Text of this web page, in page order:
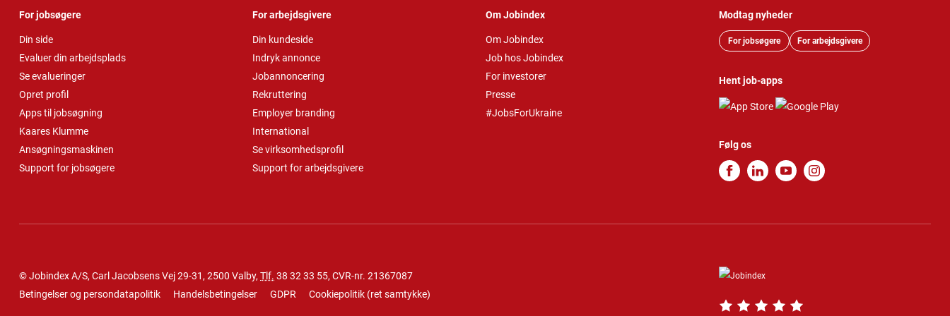
For jobsøgere
Din side
Evaluer din arbejdsplads
Se evalueringer
Opret profil
Apps til jobsøgning
Kaares Klumme
Ansøgningsmaskinen
Support for jobsøgere
For arbejdsgivere
Din kundeside
Indryk annonce
Jobannoncering
Rekruttering
Employer branding
International
Se virksomhedsprofil
Support for arbejdsgivere
Om Jobindex
Om Jobindex
Job hos Jobindex
For investorer
Presse
#JobsForUkraine
Modtag nyheder
For jobsøgere For arbejdsgivere
Hent job-apps
Følg os
© Jobindex A/S, Carl Jacobsens Vej 29-31, 2500 Valby, Tlf. 38 32 33 55, CVR-nr. 21367087
Betingelser og persondatapolitik
Handelsbetingelser GDPR Cookiepolitik (ret samtykke)